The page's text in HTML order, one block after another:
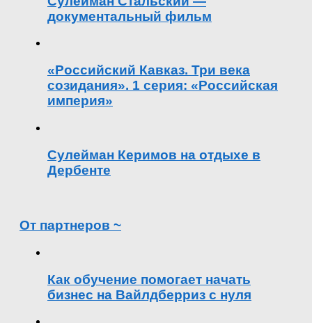
документальный фильм
«Российский Кавказ. Три века
созидания». 1 серия: «Российская
империя»
Сулейман Керимов на отдыхе в
Дербенте
От партнеров ~
Как обучение помогает начать
бизнес на Вайлдберриз с нуля